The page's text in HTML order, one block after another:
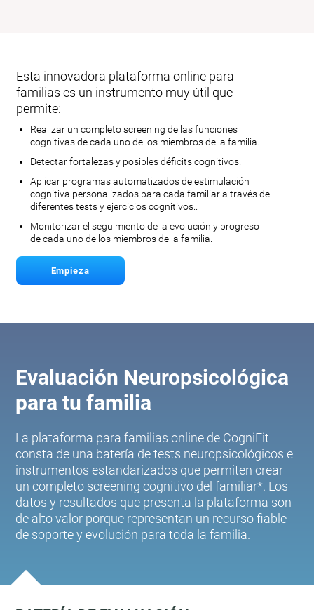
Esta innovadora plataforma online para
familias es un instrumento muy útil que
permite:
Realizar un completo screening de las funciones
cognitivas de cada uno de los miembros de la familia.
Detectar fortalezas y posibles déficits cognitivos.
Aplicar programas automatizados de estimulación
cognitiva personalizados para cada familiar a través de
diferentes tests y ejercicios cognitivos..
Monitorizar el seguimiento de la evolución y progreso
de cada uno de los miembros de la familia.
Empieza
Evaluación Neuropsicológica
para tu familia
La plataforma para familias online de CogniFit
consta de una batería de tests neuropsicológicos e
instrumentos estandarizados que permiten crear
un completo screening cognitivo del familiar*. Los
datos y resultados que presenta la plataforma son
de alto valor porque representan un recurso fiable
de soporte y evolución para toda la familia.